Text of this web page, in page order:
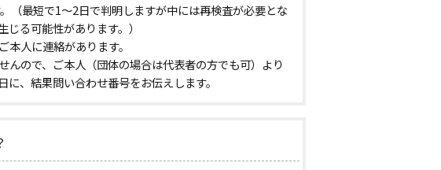
（最短で1～2日で判明しますが中には再検査が必要とな
る可能性があります。）
人に連絡があります。
ので、ご本人（団体の場合は代表者の方でも可）より
、結果問い合わせ番号をお伝えします。